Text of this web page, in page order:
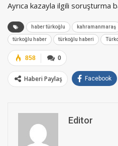
Ayrıca kazayla ilgili soruşturma
haber türkoğlu kahramanmaraş
türkoğlu haber türkoğlu haberi
0
858
Haberi Paylaş Facebook
Editor